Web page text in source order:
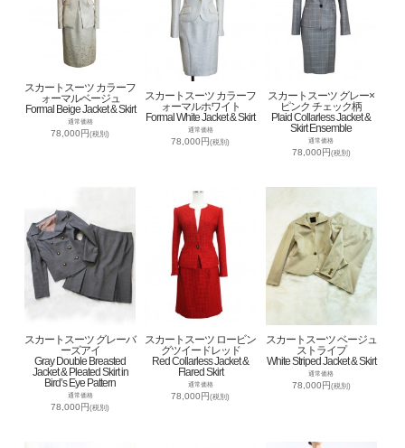
スカートスーツ カラーフ
ォーマルベージュ
Formal Beige Jacket & Skirt
通常価格
78,000円(税別)
スカートスーツ カラーフ
ォーマルホワイト
Formal White Jacket & Skirt
通常価格
78,000円(税別)
スカートスーツ グレー×
ピンク チェック柄
Plaid Collarless Jacket &
Skirt Ensemble
通常価格
78,000円(税別)
スカートスーツ グレーバ
ーズアイ
Gray Double Breasted
Jacket & Pleated Skirt in
Bird’s Eye Pattern
通常価格
78,000円(税別)
スカートスーツ ロービン
グツイードレッド
Red Collarless Jacket &
Flared Skirt
通常価格
78,000円(税別)
スカートスーツ ベージュ
ストライプ
White Striped Jacket & Skirt
通常価格
78,000円(税別)